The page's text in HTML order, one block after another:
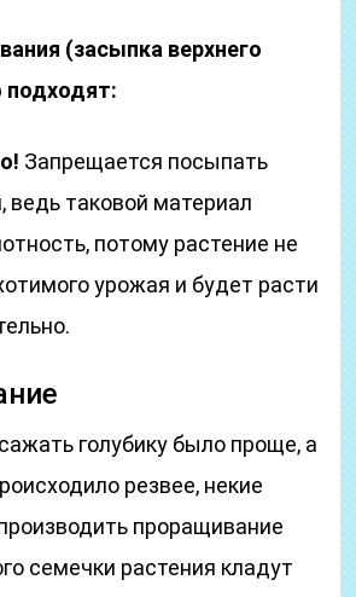
(засыпка верхнего
подходят:
Запрещается посыпать
ведь таковой материал
потому растение не
урожая и будет расти
голубику было проще, а
резвее, некие
проращивание
семечки растения кладут